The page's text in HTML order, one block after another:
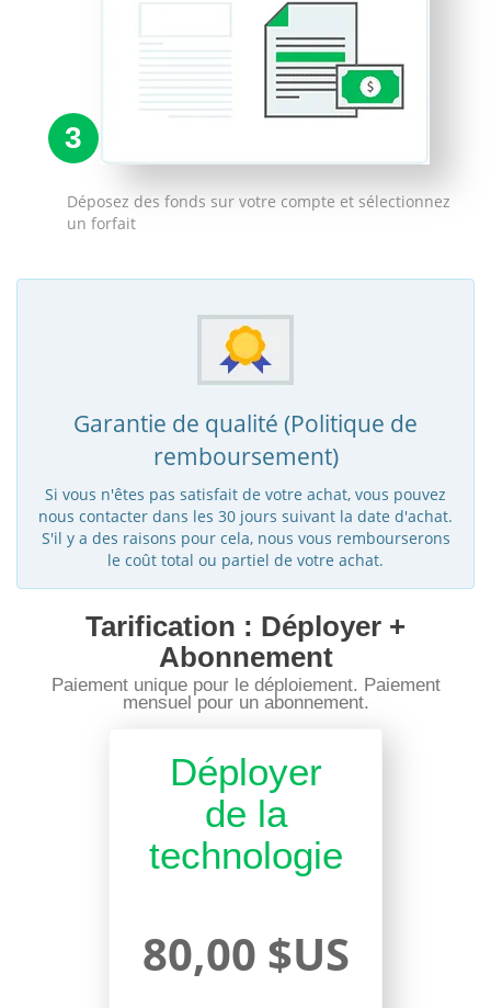
3
Déposez des fonds sur votre compte et sélectionnez
un forfait
Garantie de qualité (Politique de
remboursement)
Si vous n'êtes pas satisfait de votre achat, vous pouvez
nous contacter dans les 30 jours suivant la date d'achat.
S'il y a des raisons pour cela, nous vous rembourserons
le coût total ou partiel de votre achat.
Tarification : Déployer +
Abonnement
Paiement unique pour le déploiement. Paiement
mensuel pour un abonnement.
Déployer
de la
technologie
80,00 $US